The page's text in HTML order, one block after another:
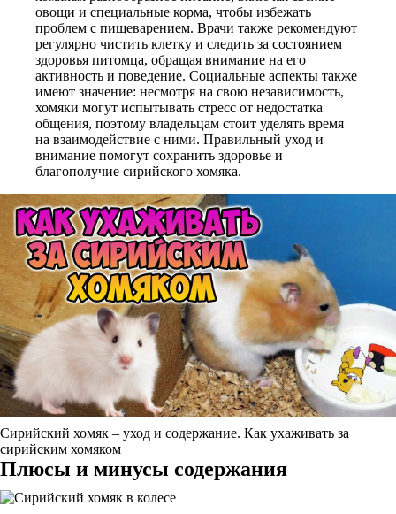
овощи и специальные корма, чтобы избежать
проблем с пищеварением. Врачи также рекомендуют
регулярно чистить клетку и следить за состоянием
здоровья питомца, обращая внимание на его
активность и поведение. Социальные аспекты также
имеют значение: несмотря на свою независимость,
хомяки могут испытывать стресс от недостатка
общения, поэтому владельцам стоит уделять время
на взаимодействие с ними. Правильный уход и
внимание помогут сохранить здоровье и
благополучие сирийского хомяка.
Сирийский хомяк – уход и содержание. Как ухаживать за
сирийским хомяком
Плюсы и минусы содержания